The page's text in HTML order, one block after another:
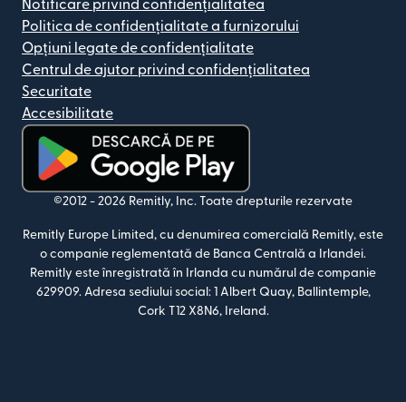
Notificare privind confidențialitatea
Politica de confidențialitate a furnizorului
Opțiuni legate de confidențialitate
Centrul de ajutor privind confidențialitatea
Securitate
Accesibilitate
(se deschide într-o fereastră nouă)
©2012 - 2026 Remitly, Inc. Toate drepturile rezervate
Remitly Europe Limited, cu denumirea comercială Remitly, este
o companie reglementată de Banca Centrală a Irlandei.
Remitly este înregistrată în Irlanda cu numărul de companie
629909. Adresa sediului social: 1 Albert Quay, Ballintemple,
Cork T12 X8N6, Ireland.